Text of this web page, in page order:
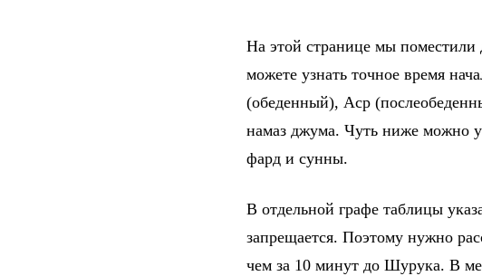
На этой странице мы поместили
можете узнать точное время
(обеденный), Аср
намаз джума. Чуть ниже можно
фард и сунны.
В отдельной графе таблицы
запрещается. Поэтому нужно
чем за 10 минут до Шурука. В